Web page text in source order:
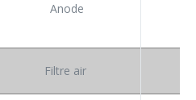
Anode
Filtre air